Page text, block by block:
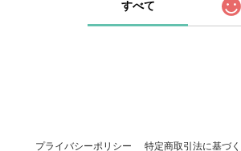
すべて
プライバシーポリシー 特定商取引法に基づ